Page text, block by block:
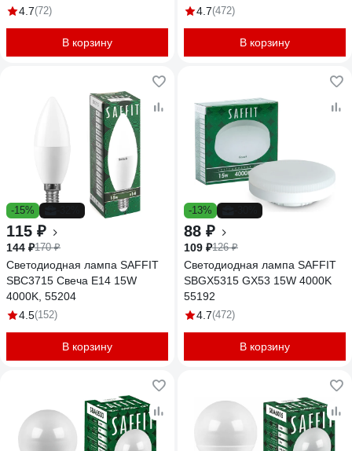
4.7(72)
В корзину
4.7(472)
В корзину
-15%
115 ₽
144 ₽170 ₽
Светодиодная лампа SAFFIT
SBC3715 Свеча E14 15W
4000K, 55204
4.5(152)
В корзину
-13%
88 ₽
109 ₽126 ₽
Светодиодная лампа SAFFIT
SBGX5315 GX53 15W 4000K
55192
4.7(472)
В корзину